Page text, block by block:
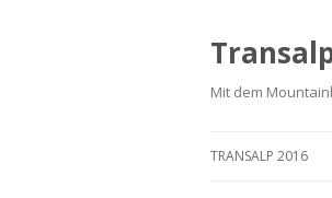
Mit dem
TRANSALP 2016